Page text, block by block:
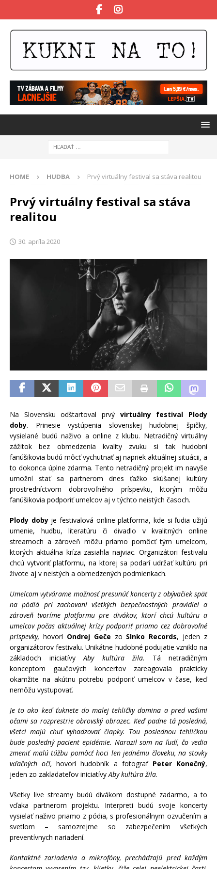
HOME HUDBA Prvý virtuálny festival sa stáva realitou
Prvý virtuálny festival sa stáva
realitou
30. apríla 2020
Na Slovensku odštartoval prvý virtuálny festival Plody
doby. Prinesie vystúpenia slovenskej hudobnej špičky,
vysielané budú naživo a online z klubu. Netradičný virtuálny
zážitok bez obmedzenia kvality zvuku si tak hudobní
fanúšikovia budú môcť vychutnať aj napriek aktuálnej situácii, a
to dokonca úplne zdarma. Tento netradičný projekt im navyše
umožní stať sa partnerom dnes ťažko skúšanej kultúry
prostredníctvom dobrovoľného príspevku, ktorým môžu
fanúšikovia podporiť umelcov aj v týchto neistých časoch.
Plody dobyje festivalová online platforma, kde si ľudia užijú
umenie, hudbu, literatúru či divadlo v kvalitných online
streamoch a zároveň môžu priamo pomôcť tým umelcom,
ktorých aktuálna kríza zasiahla najviac. Organizátori festivalu
chcú vytvoriť platformu, na ktorej sa podarí udržať kultúru pri
živote aj v neistých a obmedzených podmienkach.
Umelcom vytvárame možnosť presunúť koncerty z obývačiek späť
na pódiá pri zachovaní všetkých bezpečnostných pravidiel a
zároveň tvoríme platformu pre divákov, ktorí chcú kultúru a
umelcov počas aktuálnej krízy podporiť priamo cez dobrovoľné
príspevky, hovorí Ondrej Geče zo Slnko Records, jeden z
organizátorov festivalu. Unikátne hudobné podujatie vzniklo na
základoch iniciatívy Aby kultúra žila. Tá netradičným
konceptom gaučových koncertov zareagovala prakticky
okamžite na akútnu potrebu podporiť umelcov v čase, keď
nemôžu vystupovať.
Je to ako keď ťuknete do malej tehličky domina a pred vašimi
očami sa rozprestrie obrovský obrazec. Keď padne tá posledná,
všetci majú chuť vyhadzovať čiapky. Tou poslednou tehličkou
bude posledný pacient epidémie. Narazil som na ľudí, čo vedia
zmeniť malú túžbu pomôcť hoci len jednému človeku, na stovky
vďačných očí, hovorí hudobník a fotograf Peter Konečný,
jeden zo zakladateľov iniciatívy Aby kultúra žila.
Všetky live streamy budú divákom dostupné zadarmo, a to
vďaka partnerom projektu. Interpreti budú svoje koncerty
vysielať naživo priamo z pódia, s profesionálnym ozvučením a
svetlom – samozrejme so zabezpečením všetkých
preventívnych nariadení.
Kontaktné zariadenia a mikrofóny, prechádzajú pred každým